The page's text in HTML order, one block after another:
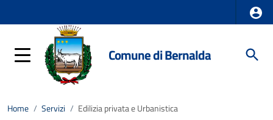
Comune di Bernalda
Home / Servizi / Edilizia privata e Urbanistica